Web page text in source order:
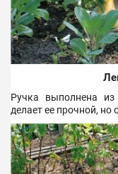
Ручка выполнена из
делает ее прочной, но